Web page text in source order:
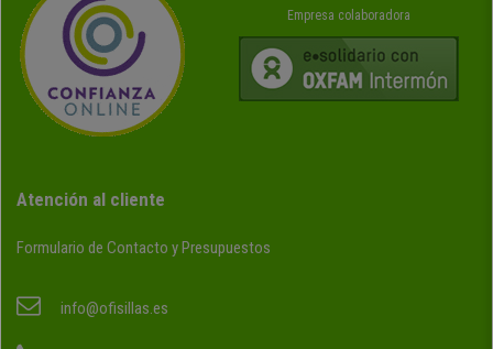
Empresa colaboradora
Atención al cliente
Formulario de Contacto y Presupuestos
info@ofisillas.es